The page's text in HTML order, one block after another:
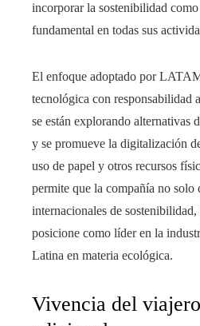
incorporar la sostenibilidad
fundamental en todas sus
El enfoque adoptado por
tecnológica con responsabilidad
se están explorando alternativas
y se promueve la digitalización
uso de papel y otros recursos
permite que la compañía no solo
internacionales de
posicione como líder en la
Latina en materia ecológica.
Vivencia del